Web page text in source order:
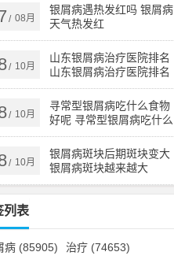
/ 08月
银屑病遇热发红吗 银屑病
天气热发红
/ 10月
山东银屑病治疗医院排名
山东银屑病治疗医院排名
榜
/ 10月
寻常型银屑病吃什么食物
好呢 寻常型银屑病吃什么
药效果好
/ 10月
银屑病斑块后期斑块变大
银屑病斑块越来越大
列表
病 (85905) 治疗 (74653)